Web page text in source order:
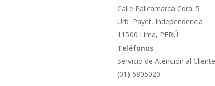
Calle Pallcamarca Cdra. 5
Urb. Payet, Independencia
11500 Lima, PERÚ.
Teléfonos
Servicio de Atención al Cliente
(01) 6805020